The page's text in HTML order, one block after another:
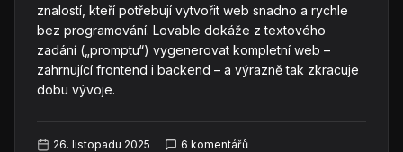
znalostí, kteří potřebují vytvořit web snadno a rychle
bez programování. Lovable dokáže z textového
zadání („promptu“) vygenerovat kompletní web –
zahrnující frontend i backend – a výrazně tak zkracuje
dobu vývoje.
26. listopadu 2025 6 komentářů